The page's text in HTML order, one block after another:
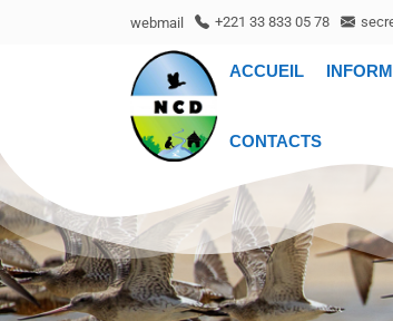
webmail +221 33 833 05 78
ACCUEIL
CONTACTS